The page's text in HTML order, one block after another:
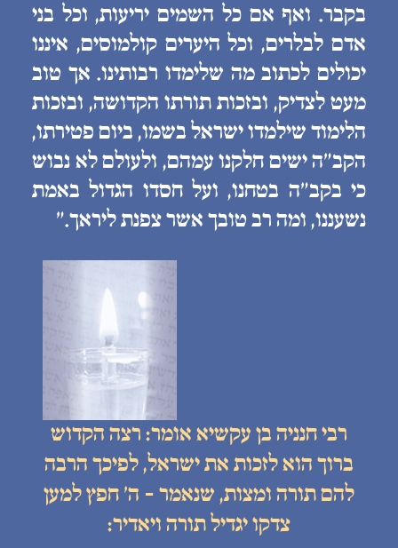
בקבר. ואף אם כל השמים יריעות, וכל בני
אדם לבלרים, וכל היערים קולמוסים, איננו
יכולים לכתוב מה שלימדו רבותינו. אך טוב
מעט לצדיק, ובזכות תורתו הקדושה, ובזכות
הלימוד שילמדו ישראל בשמו, ביום פטירתו,
הקב״ה ישים חלקנו עמהם, ולעולם לא נבוש
כי בקב״ה בטחנו, ועל חסדו הגדול באמת
נשעננו, ומה רב טובך אשר צפנת ליראך.״
רבי חנניה בן עקשיא אומר: רצה הקדוש
ברוך הוא לזכות את ישראל, לפיכך הרבה
להם תורה ומצות, שנאמר - ה׳ חפץ למען
צדקו יגדיל תורה ויאדיר: